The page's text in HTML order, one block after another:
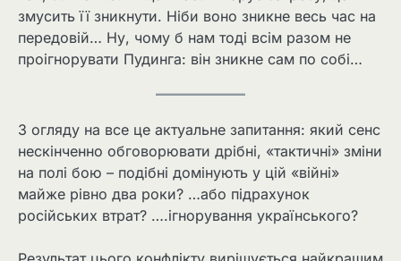
змусить її зникнути. Ніби воно зникне весь час на
передовій… Ну, чому б нам тоді всім разом не
проігнорувати Пудинга: він зникне сам по собі…
З огляду на все це актуальне запитання: який сенс
нескінченно обговорювати дрібні, «тактичні» зміни
на полі бою – подібні домінують у цій «війні»
майже рівно два роки? …або підрахунок
російських втрат? ….ігнорування українського?